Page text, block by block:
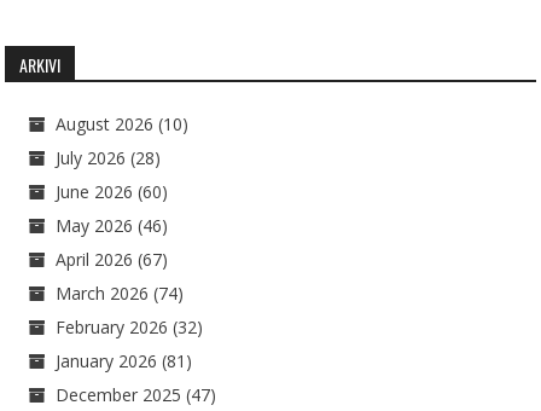
ARKIVI
August 2026 (10)
July 2026 (28)
June 2026 (60)
May 2026 (46)
April 2026 (67)
March 2026 (74)
February 2026 (32)
January 2026 (81)
December 2025 (47)